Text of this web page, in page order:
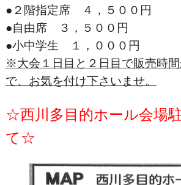
●２階指定席 ４，５００円
●自由席 ３，５００円
●小中学生 １，０００円
※大会１日目と２日目で販売時
で、お気を付け下さいませ。
☆西川多目的ホール会場
て☆